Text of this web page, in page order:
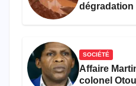
dégradation
SOCIÉTÉ
Affaire
colonel